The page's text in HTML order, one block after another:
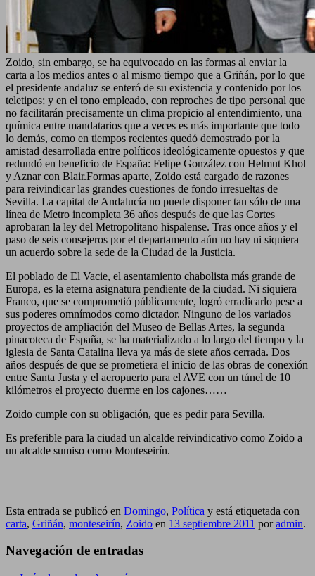
Zoido, sin embargo, se ha equivocado en las formas al enviar la
carta a los medios antes o al mismo tiempo que a Griñán, por lo que
el presidente andaluz se enteró de su existencia y contenido por los
teletipos; y en el tono empleado, con reproches de tipo personal que
no facilitarán precisamente un clima propicio al entendimiento, una
química entre mandatarios que a veces es más importante que todo
lo demás, como en tiempos recientes quedó demostrado por la
amistad desarrollada entre políticos ideológicamente opuestos y que
redundó en beneficio de España: Felipe González con Helmut Khol
y Aznar con Blair.Formas aparte, Zoido está cargado de razones
para reivindicar las grandes cuestiones de fondo irresueltas de
Sevilla. La capital de Andalucía no puede disponer tan sólo de una
línea de Metro incompleta 36 años después de que las Cortes
aprobaran la ley del Metropolitano hispalense. Tras once años y el
paso de seis consejeros por el departamento aún no hay ni siquiera
un acuerdo sobre la sede de la Ciudad de la Justicia.
El poblado de El Vacie, el asentamiento chabolista más grande de
Europa, es la eterna asignatura pendiente de la ciudad. Ni siquiera
Franco, que se comprometió públicamente, logró erradicarlo pese a
sus poderes omnímodos como dictador. Ninguno de los variados
proyectos de ampliación del Museo de Bellas Artes, la segunda
pinacoteca de España, se ha materializado a lo largo del tiempo y la
iglesia de Santa Catalina lleva ya más de siete años cerrada. Dos
años después de que se prometiera el inicio de las obras de conexión
entre Santa Justa y el aeropuerto para el AVE con un túnel de 10
kilómetros el proyecto duerme en los cajones……
Zoido cumple con su obligación, que es pedir para Sevilla.
Es preferible para la ciudad un alcalde reivindicativo como Zoido a
un alcalde sumiso como Monteseirín.
Esta entrada se publicó en Domingo, Política y está etiquetada con
carta, Griñán, monteseirín, Zoido en 13 septiembre 2011 poradmin.
Navegación de entradas